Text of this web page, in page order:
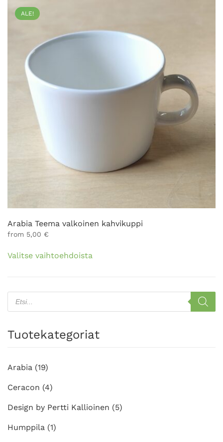
ALE!
Arabia Teema valkoinen kahvikuppi
from 5,00 €
Valitse vaihtoehdoistatuotteella
muunnelma.
valinnat
tuotteen
Products
search
Tuotekategoriat
Arabia (19)
Ceracon (4)
Design by Pertti Kallioinen (5)
Humppila (1)